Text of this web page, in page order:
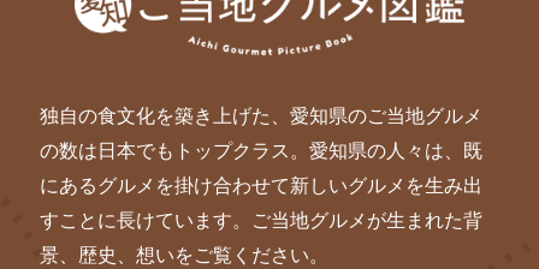
独自の食文化を築き上げた、愛知県のご当地グルメ
の数は日本でもトップクラス。愛知県の人々は、既
にあるグルメを掛け合わせて新しいグルメを生み出
すことに長けています。ご当地グルメが生まれた背
景、歴史、想いをご覧ください。